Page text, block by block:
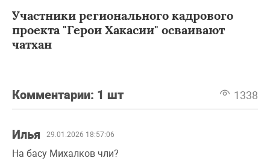
Участники регионального кадрового
проекта "Герои Хакасии" осваивают
чатхан
Комментарии: 1 шт 1338
Илья 29.01.2026 18:57:06
На басу Михалков чли?